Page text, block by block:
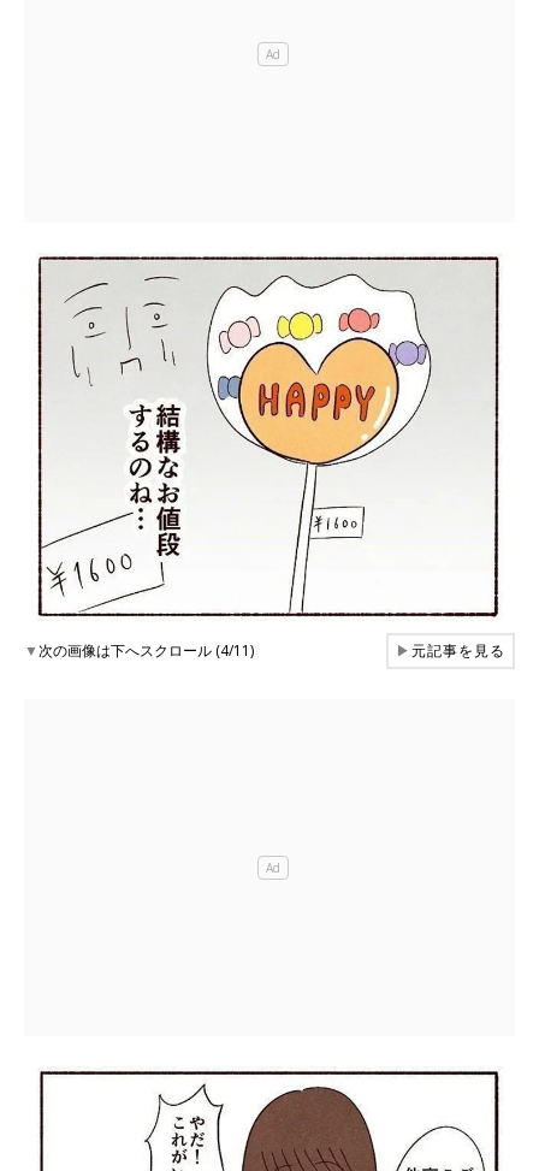
▼次の画像は下へスクロール (4/11) ▶元記事を見る